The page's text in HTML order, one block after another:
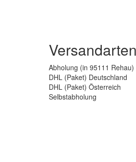
Versandarten
Abholung (in 95111 Rehau)
DHL (Paket) Deutschland
DHL (Paket) Österreich
Selbstabholung